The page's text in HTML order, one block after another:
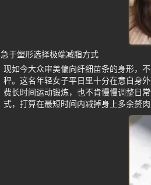
急于塑形选择极端减脂方式
现如今大众审美偏向纤细苗条的身形，
秤。这名年轻女子平日里十分在意自身
费长时间运动锻炼，也不肯慢慢调整日
式，打算在最短时间内减掉身上多余赘